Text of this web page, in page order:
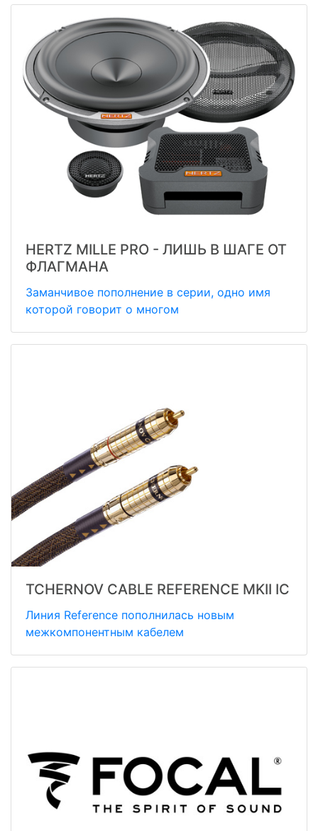
HERTZ MILLE PRO - ЛИШЬ В ШАГЕ ОТ
ФЛАГМАНА
Заманчивое пополнение в серии, одно имя
которой говорит о многом
TCHERNOV CABLE REFERENCE MKII IC
Линия Reference пополнилась новым
межкомпонентным кабелем